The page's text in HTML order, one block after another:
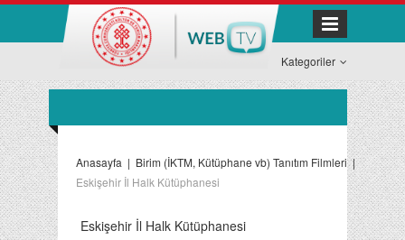
Kategoriler
Anasayfa | Birim (İKTM, Kütüphane vb) Tanıtım Filmleri |
Eskişehir İl Halk Kütüphanesi
Eskişehir İl Halk Kütüphanesi